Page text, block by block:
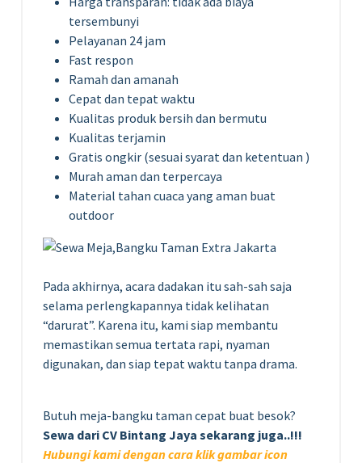
tersembunyi
Pelayanan 24 jam
Fast respon
Ramah dan amanah
Cepat dan tepat waktu
Kualitas produk bersih dan bermutu
Kualitas terjamin
Gratis ongkir (sesuai syarat dan ketentuan )
Murah aman dan terpercaya
Material tahan cuaca yang aman buat
outdoor
Pada akhirnya, acara dadakan itu sah-sah saja
selama perlengkapannya tidak kelihatan
“darurat”. Karena itu, kami siap membantu
memastikan semua tertata rapi, nyaman
digunakan, dan siap tepat waktu tanpa drama.
Butuh meja-bangku taman cepat buat besok?
Sewa dari CV Bintang Jaya sekarang juga..!!!
Hubungi kami dengan cara klik gambar icon